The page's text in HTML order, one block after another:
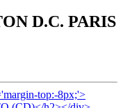
D.C. PARIS